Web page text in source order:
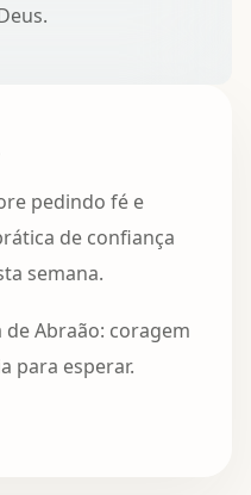
pedindo fé e
de confiança
semana.
de Abraão: coragem
para esperar.